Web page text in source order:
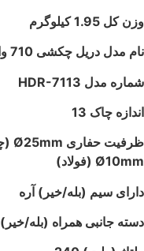
وزن کل 1.95 کیلوگرم
نام مدل دریل چکشی 710 واتی
شماره مدل HDR-7113
اندازه چاک 13
Ø10mm (فولاد)
دارای سیم (بله/خیر) آره
دسته جانبی همراه (بله/خیر)